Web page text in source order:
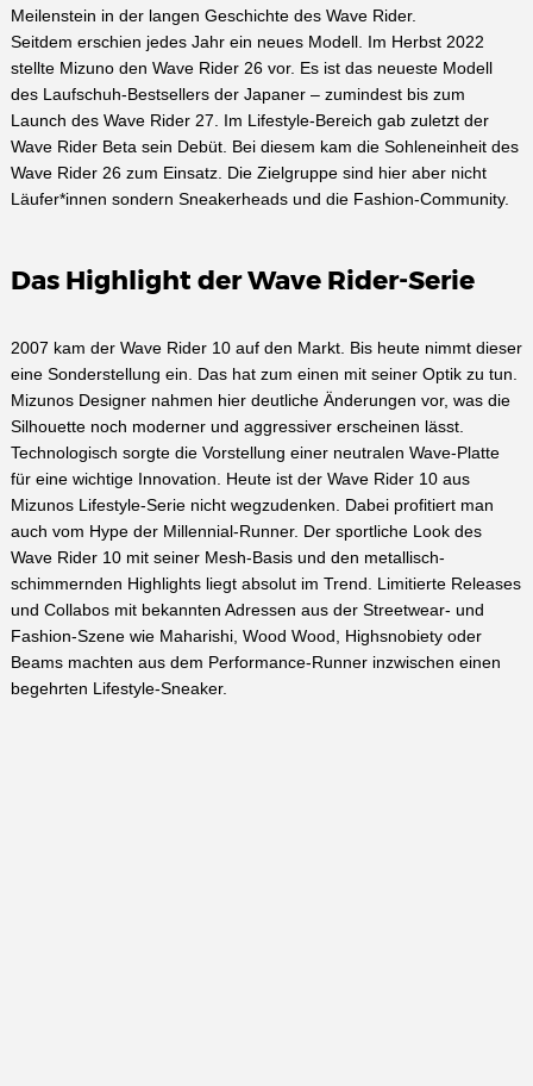
Meilenstein in der langen Geschichte des Wave Rider.
Seitdem erschien jedes Jahr ein neues Modell. Im Herbst 2022
stellte Mizuno den Wave Rider 26 vor. Es ist das neueste Modell
des Laufschuh-Bestsellers der Japaner – zumindest bis zum
Launch des Wave Rider 27. Im Lifestyle-Bereich gab zuletzt der
Wave Rider Beta sein Debüt. Bei diesem kam die Sohleneinheit des
Wave Rider 26 zum Einsatz. Die Zielgruppe sind hier aber nicht
Läufer*innen sondern Sneakerheads und die Fashion-Community.
Das Highlight der Wave Rider-Serie
2007 kam der Wave Rider 10 auf den Markt. Bis heute nimmt dieser
eine Sonderstellung ein. Das hat zum einen mit seiner Optik zu tun.
Mizunos Designer nahmen hier deutliche Änderungen vor, was die
Silhouette noch moderner und aggressiver erscheinen lässt.
Technologisch sorgte die Vorstellung einer neutralen Wave-Platte
für eine wichtige Innovation. Heute ist der Wave Rider 10 aus
Mizunos Lifestyle-Serie nicht wegzudenken. Dabei profitiert man
auch vom Hype der Millennial-Runner. Der sportliche Look des
Wave Rider 10 mit seiner Mesh-Basis und den metallisch-
schimmernden Highlights liegt absolut im Trend. Limitierte Releases
und Collabos mit bekannten Adressen aus der Streetwear- und
Fashion-Szene wie Maharishi, Wood Wood, Highsnobiety oder
Beams machten aus dem Performance-Runner inzwischen einen
begehrten Lifestyle-Sneaker.